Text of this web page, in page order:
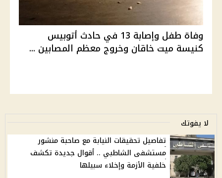
وفاة طفل وإصابة 13 في حادث أتوبيس
كنيسة ميت خاقان وخروج معظم المصابين ...
لا يفوتك
تفاصيل تحقيقات النيابة مع صاحبة منشور
مستشفى الشاطبي .. أقوال جديدة تكشف
خلفية الأزمة وإخلاء سبيلها